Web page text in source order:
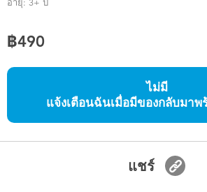
ของเล่นสำหรับเด็กทารกและวัย
แบตเตอรี่
Nintendo Switch
อายุ: 3+ ปี
฿490
ไม่มี
แจ้งเตือนฉันเมื่อมีของกลับมาพ
แชร์